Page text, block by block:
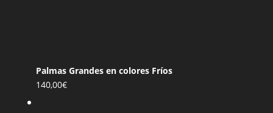
Palmas Grandes en colores Fríos
140,00€